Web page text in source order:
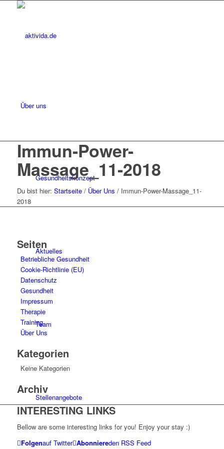
Über uns
Gesundheitskonzept
Aktuelles
Team
Stellenangebote
Immun-Power-
Massage_11-2018
Du bist hier: Startseite / Über Uns / Immun-Power-Massage_11-
2018
Seiten
Betriebliche Gesundheit
Cookie-Richtlinie (EU)
Datenschutz
Gesundheit
Impressum
Therapie
Training
Über Uns
Kategorien
Keine Kategorien
Archiv
INTERESTING LINKS
Bellow are some interesting links for you! Enjoy your stay :)
Folgenauf Twitter Abonniereden RSS Feed